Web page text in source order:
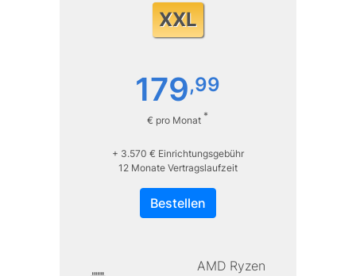
XXL
179,99
€ pro Monat *
+ 3.570 € Einrichtungsgebühr
12 Monate Vertragslaufzeit
Bestellen
AMD Ryzen